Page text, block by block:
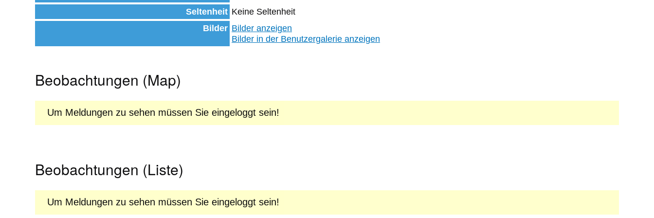
Seltenheit Keine Seltenheit
Bilder Bilder anzeigen
Bilder in der Benutzergalerie anzeigen
Beobachtungen (Map)
Um Meldungen zu sehen müssen Sie eingeloggt sein!
Beobachtungen (Liste)
Um Meldungen zu sehen müssen Sie eingeloggt sein!